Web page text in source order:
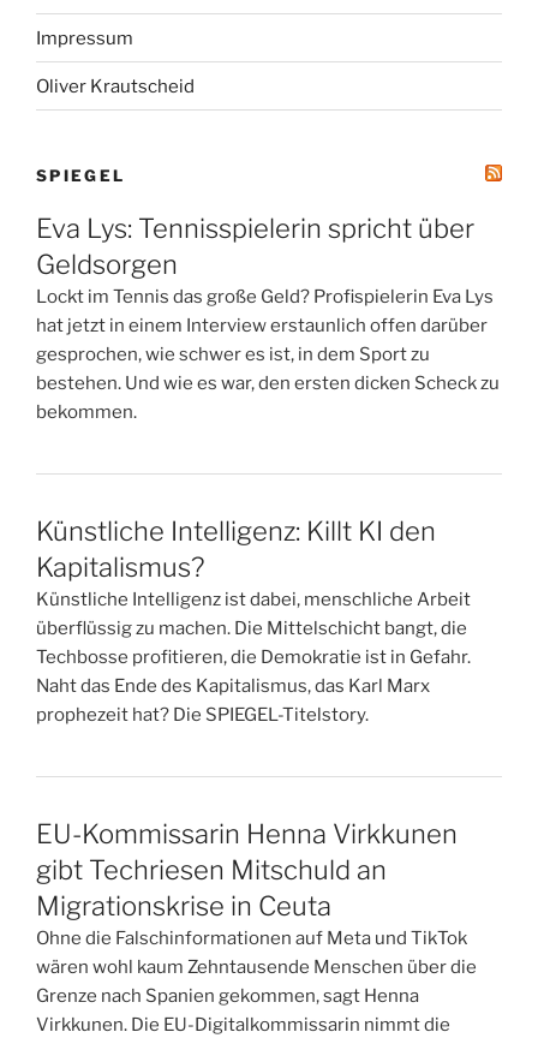
Impressum
Oliver Krautscheid
SPIEGEL
Eva Lys: Tennisspielerin spricht über
Geldsorgen
Lockt im Tennis das große Geld? Profispielerin Eva Lys
hat jetzt in einem Interview erstaunlich offen darüber
gesprochen, wie schwer es ist, in dem Sport zu
bestehen. Und wie es war, den ersten dicken Scheck zu
bekommen.
Künstliche Intelligenz: Killt KI den
Kapitalismus?
Künstliche Intelligenz ist dabei, menschliche Arbeit
überflüssig zu machen. Die Mittelschicht bangt, die
Techbosse profitieren, die Demokratie ist in Gefahr.
Naht das Ende des Kapitalismus, das Karl Marx
prophezeit hat? Die SPIEGEL-Titelstory.
EU-Kommissarin Henna Virkkunen
gibt Techriesen Mitschuld an
Migrationskrise in Ceuta
Ohne die Falschinformationen auf Meta und TikTok
wären wohl kaum Zehntausende Menschen über die
Grenze nach Spanien gekommen, sagt Henna
Virkkunen. Die EU-Digitalkommissarin nimmt die